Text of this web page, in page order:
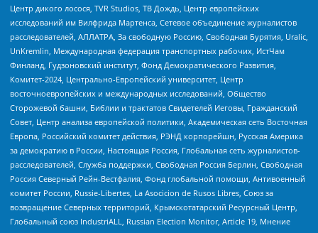
Центр дикого лосося, TVR Studios, ТВ Дождь, Центр европейских
исследований им Вилфрида Мартенса, Сетевое объединение журналистов
расследователей, АЛЛАТРА, За свободную Россию, Свободная Бурятия, Uralic,
UnKremlin, Международная федерация транспортных рабочих, ИстЧам
Финланд, Гудзоновский институт, Фонд Демократического Развития,
Комитет-2024, Центрально-Европейский университет, Центр
восточноевропейских и международных исследований, Общество
Сторожевой башни, Библии и трактатов Свидетелей Иеговы, Гражданский
Совет, Центр анализа европейской политики, Академическая сеть Восточная
Европа, Российский комитет действия, РЭНД корпорейшн, Русская Америка
за демократию в России, Настоящая Россия, Глобальная сеть журналистов-
расследователей, Служба поддержки, Свободная Россия Берлин, Свободная
Россия Северный Рейн-Вестфалия, Фонд глобальной помощи, Антивоенный
комитет России, Russie-Libertes, La Asocicion de Rusos Libres, Союз за
возвращение Северных территорий, Крымскотатарский Ресурсный Центр,
Глобальный союз IndustriALL, Russian Election Monitor, Article 19, Мнение